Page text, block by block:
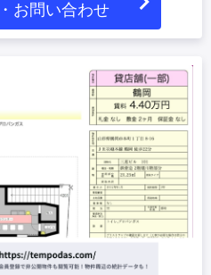
お問い合わせ